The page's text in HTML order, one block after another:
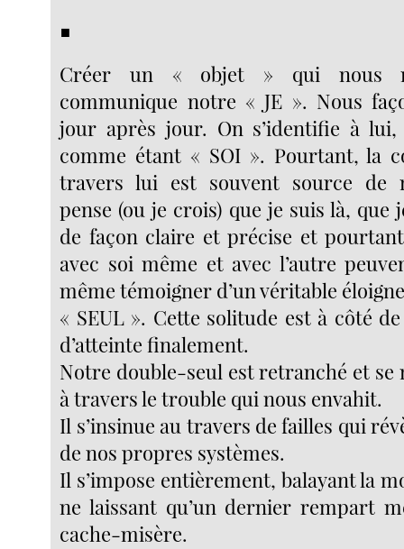
■
Créer un « objet » qui nous
communique notre « JE ». Nous
jour après jour. On s’identifie à
comme étant « SOI ». Pourtant, la
travers lui est souvent source de
pense (ou je crois) que je suis là, que
de façon claire et précise et
avec soi même et avec l’autre
même témoigner d’un véritable
« SEUL ». Cette solitude est à côté
d’atteinte finalement.
Notre double-seul est retranché et se
à travers le trouble qui nous envahit.
Il s’insinue au travers de failles qui
de nos propres systèmes.
Il s’impose entièrement, balayant la
ne laissant qu’un dernier rempart
cache-misère.